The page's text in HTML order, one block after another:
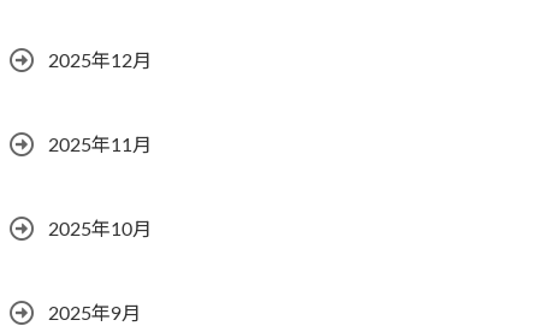
2025年12月
2025年11月
2025年10月
2025年9月